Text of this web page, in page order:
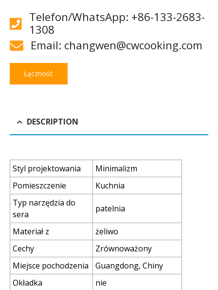
Telefon/WhatsApp: +86-133-2683-
1308
Email: changwen@cwcooking.com
Łączność
DESCRIPTION
Styl projektowania
Minimalizm
Pomieszczenie
Kuchnia
Typ narzędzia do
sera
patelnia
Materiał z
żeliwo
Cechy
Zrównoważony
Miejsce pochodzenia
Guangdong, Chiny
Okładka
nie